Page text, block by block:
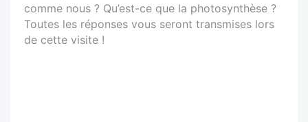
comme nous ? Qu’est-ce que la photosynthèse ?
Toutes les réponses vous seront transmises lors
de cette visite !